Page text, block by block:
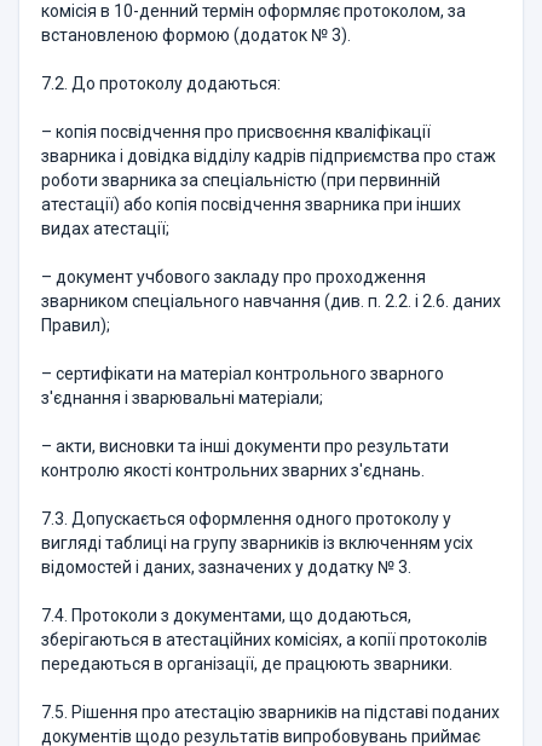
комiсiя в 10-денний термін оформляє протоколом, за
встановленою формою (додаток № 3).
7.2. До протоколу додаються:
– копiя посвiдчення про присвоєння кваліфікації
зварника і довiдка відділу кадрів підприємства про стаж
роботи зварника за спецiальнiстю (при первиннiй
атестацiї) або копiя посвiдчення зварника при iнших
видах атестацiї;
– документ учбового закладу про проходження
зварником спецiального навчання (див. п. 2.2. i 2.6. даних
Правил);
– сертифiкати на матерiал контрольного зварного
з'єднання i зварювальнi матерiали;
– акти, висновки та iншi документи про результати
контролю якостi контрольних зварних з'єднань.
7.3. Допускається оформлення одного протоколу у
вигляді таблиці на групу зварникiв iз включенням усiх
вiдомостей i даних, зазначених у додатку № 3.
7.4. Протоколи з документами, що додаються,
зберiгаються в атестацiйних комісіях, а копії протоколів
передаються в організації, де працюють зварники.
7.5. Рiшення про атестацiю зварникiв на пiдставi поданих
документiв щодо результатiв випробовувань приймає